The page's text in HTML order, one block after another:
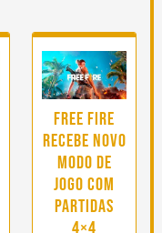
Free Fire
recebe novo
modo de
jogo com
partidas
4×4